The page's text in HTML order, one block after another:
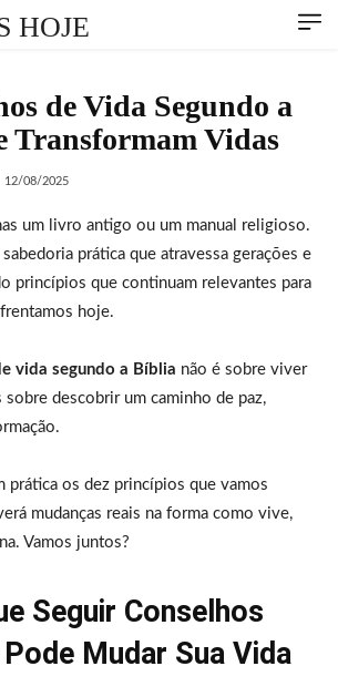
HOJE
de Vida Segundo a
Transformam Vidas
12/08/2025
um livro antigo ou um manual religioso.
prática que atravessa gerações e
princípios que continuam relevantes para
hoje.
vida segundo a Bíblia não é sobre viver
sobre descobrir um caminho de paz,
prática os dez princípios que vamos
mudanças reais na forma como vive,
Vamos juntos?
Seguir Conselhos
Mudar Sua Vida